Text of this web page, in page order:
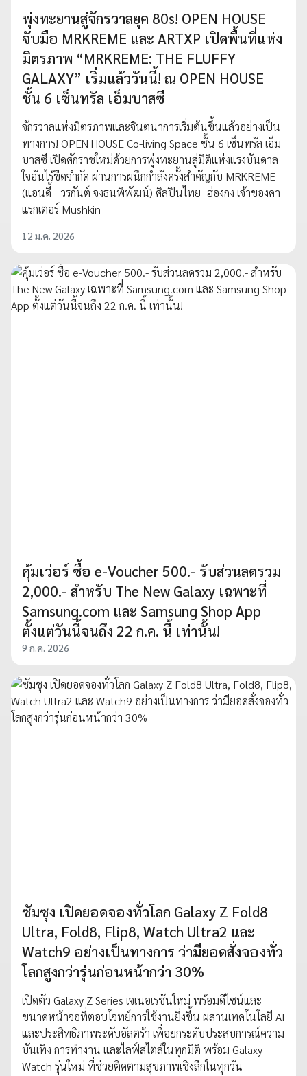
พุ่งทะยานสู่จักรวาลยุค 80s! OPEN HOUSE
จับมือ MRKREME และ ARTXP เปิดพื้นที่แห่ง
มิตรภาพ “MRKREME: THE FLUFFY
GALAXY” เริ่มแล้ววันนี้! ณ OPEN HOUSE
ชั้น 6 เซ็นทรัล เอ็มบาสซี
จักรวาลแห่งมิตรภาพและจินตนาการเริ่มต้นขึ้นแล้วอย่างเป็น
ทางการ! OPEN HOUSE Co-living Space ชั้น 6 เซ็นทรัล เอ็ม
บาสซี เปิดศักราชใหม่ด้วยการพุ่งทะยานสู่มิติแห่งแรงบันดาล
ใจอันไร้ขีดจำกัด ผ่านการผนึกกำลังครั้งสำคัญกับ MRKREME
(แอนดี้ - วรกันต์ จงธนพิพัฒน์) ศิลปินไทย–ฮ่องกง เจ้าของคา
แรกเตอร์ Mushkin
12 ม.ค. 2026
คุ้มเว่อร์ ซื้อ e-Voucher 500.- รับส่วนลดรวม
2,000.- สำหรับ The New Galaxy เฉพาะที่
Samsung.com และ Samsung Shop App
ตั้งแต่วันนี้จนถึง 22 ก.ค. นี้ เท่านั้น!
9 ก.ค. 2026
ซัมซุง เปิดยอดจองทั่วโลก Galaxy Z Fold8
Ultra, Fold8, Flip8, Watch Ultra2 และ
Watch9 อย่างเป็นทางการ ว่ามียอดสั่งจองทั่ว
โลกสูงกว่ารุ่นก่อนหน้ากว่า 30%
เปิดตัว Galaxy Z Series เจเนอเรชันใหม่ พร้อมดีไซน์และ
ขนาดหน้าจอที่ตอบโจทย์การใช้งานยิ่งขึ้น ผสานเทคโนโลยี AI
และประสิทธิภาพระดับอัลตร้า เพื่อยกระดับประสบการณ์ความ
บันเทิง การทำงาน และไลฟ์สไตล์ในทุกมิติ พร้อม Galaxy
Watch รุ่นใหม่ ที่ช่วยติดตามสุขภาพเชิงลึกในทุกวัน